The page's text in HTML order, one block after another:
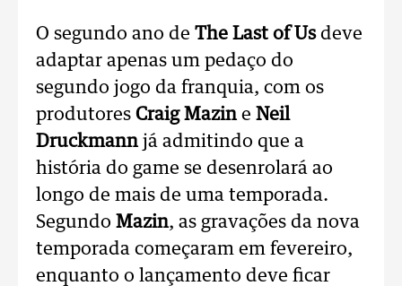
O segundo ano de The Last of Usdeve
adaptar apenas um pedaço do
segundo jogo da franquia, com os
produtores Craig Mazin e Neil
Druckmann já admitindo que a
história do game se desenrolará ao
longo de mais de uma temporada.
Segundo Mazin, as gravações da nova
temporada começaram em fevereiro,
enquanto o lançamento deve ficar